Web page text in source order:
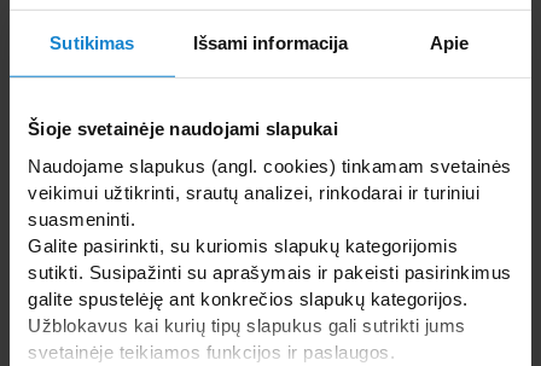
Sutikimas Išsami informacija Apie
Šioje svetainėje naudojami slapukai
Naudojame slapukus (angl. cookies) tinkamam svetainės
veikimui užtikrinti, srautų analizei, rinkodarai ir turiniui
suasmeninti.
Galite pasirinkti, su kuriomis slapukų kategorijomis
sutikti. Susipažinti su aprašymais ir pakeisti pasirinkimus
galite spustelėję ant konkrečios slapukų kategorijos.
Užblokavus kai kurių tipų slapukus gali sutrikti jums
svetainėje teikiamos funkcijos ir paslaugos.
Formuojami SPA baseinai
Karkasiniai, surenkami, mediniai baseinai
Baseinų šildymas
SAUNOS IR GARINĖS PIRTYS
WELLNESS IR SPA ĮRANGA
SANTECHNIKA, VONIOS ĮRANGA, BALDAI PLYTELĖS